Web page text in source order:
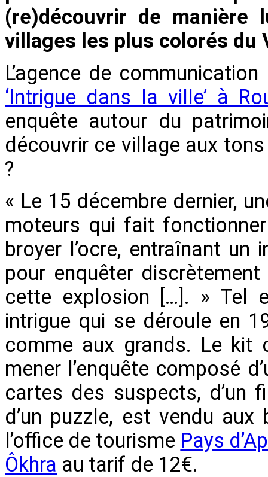
(re)découvrir de manière
villages les plus colorés du
L’agence de
‘Intrigue dans la ville’ à
enquête autour du
découvrir ce village aux
?
« Le 15 décembre dernier,
moteurs qui fait
broyer l’ocre, entraînant un
pour enquêter
cette explosion […]. » Tel
intrigue qui se déroule en
comme aux grands. Le kit
mener l’enquête composé
cartes des suspects, d’un
d’un puzzle, est vendu
l’office de tourisme Pays
Ôkhra au tarif de 12€.